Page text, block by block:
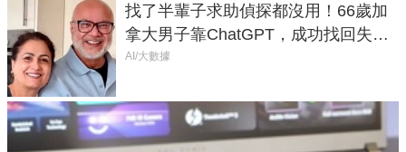
找了半輩子求助偵探都沒用！66歲加
拿大男子靠ChatGPT，成功找回失散
50年家人
AI/大數據